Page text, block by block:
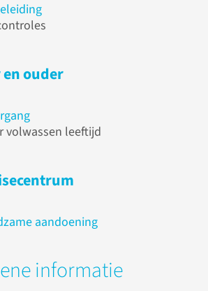
ouder
volwassen leeftijd
aandoening
informatie